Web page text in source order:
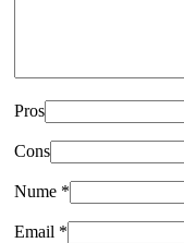
Pros
Cons
Nume *
Email *